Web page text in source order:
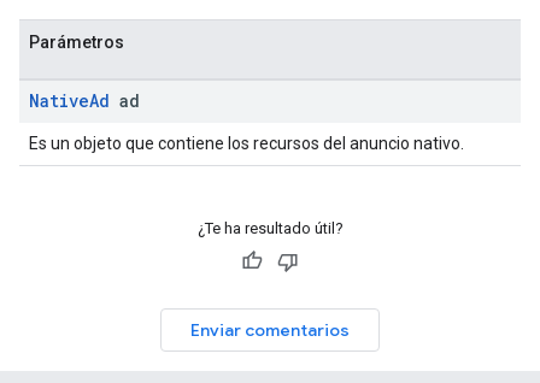
Parámetros
NativeAd ad
Es un objeto que contiene los recursos del anuncio nativo.
¿Te ha resultado útil?
Enviar comentarios